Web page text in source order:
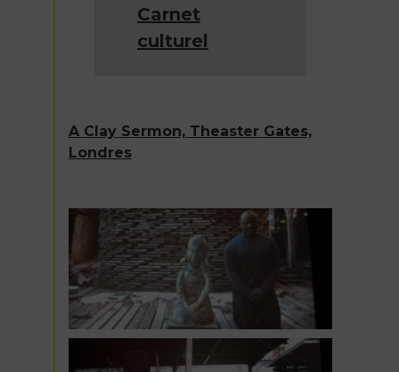
Carnet
culturel
A Clay Sermon, Theaster Gates,
Londres